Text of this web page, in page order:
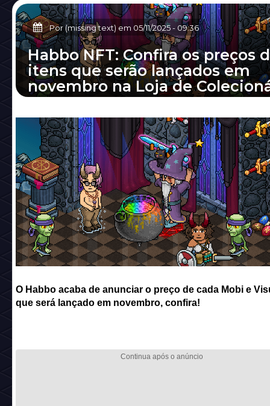
Por (missing text) em 05/11/2025- 09:36
Habbo NFT: Confira os preços
itens que serão lançados em
novembro na Loja de
e Visual NFT que será lançado em
confira!
O Habbo acaba de anunciar o preço de cada Mobi e
que será lançado em novembro, confira!